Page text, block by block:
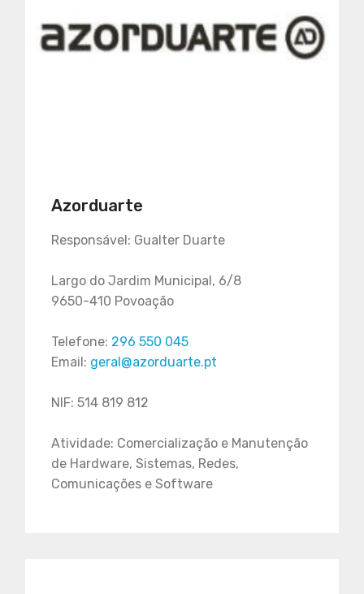
Azorduarte
Responsável: Gualter Duarte
Largo do Jardim Municipal, 6/8
9650-410 Povoação
Telefone: 296 550 045
Email: geral@azorduarte.pt
NIF: 514 819 812
Atividade: Comercialização e Manutenção
de Hardware, Sistemas, Redes,
Comunicações e Software